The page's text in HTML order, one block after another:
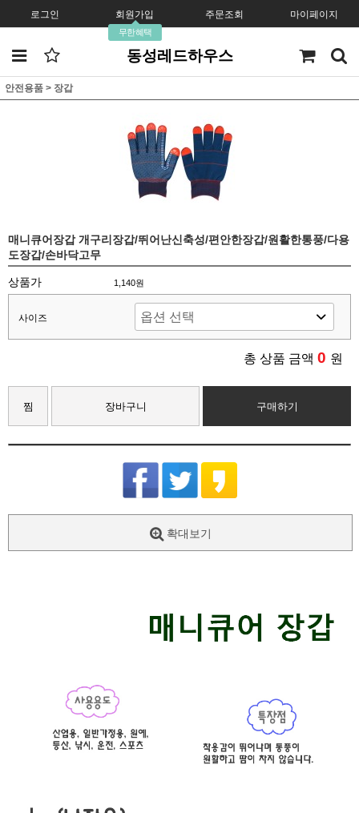
로그인 회원가입
무한혜택
주문조회 마이페이지
동성레드하우스
안전용품 > 장갑
매니큐어장갑 개구리장갑/뛰어난신축성/편안한장갑/원활한통풍/다용
도장갑/손바닥고무
상품가 1,140원
사이즈
총 상품 금액 0 원
찜 장바구니 구매하기
확대보기